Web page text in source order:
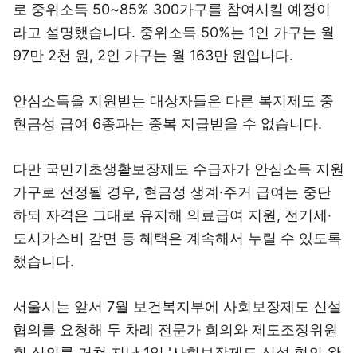
로 중위소득 50~85% 300가구를 참여시킬 예정이
라고 설명했습니다. 중위소득 50%는 1인 가구는 월
97만 2천 원, 2인 가구는 월 163만 원입니다.
안심소득을 지원받는 대상자들은 다른 복지제도 중
현금성 급여 6종과는 중복 지급받을 수 없습니다.
다만 국민기초생활보장제도 수급자가 안심소득 지원
가구로 선정될 경우, 현금성 생계·주거 급여는 중단
하되 자격은 그대로 유지해 의료급여 지원, 전기세‧
도시가스비 감면 등 혜택은 계속해서 누릴 수 있도록
했습니다.
서울시는 앞서 7월 보건복지부에 사회보장제도 신설
협의를 요청해 두 차례 전문가 회의와 제도조정위원